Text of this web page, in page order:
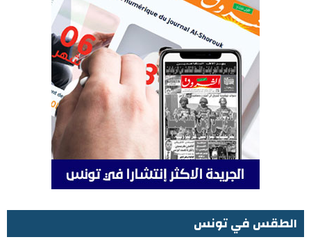
الطقس في تونس